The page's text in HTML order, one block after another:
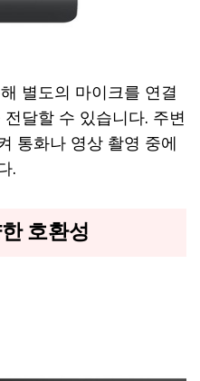
별도의 마이크를 연결
달할 수 있습니다. 주변
통화나 영상 촬영 중에
.
호환성